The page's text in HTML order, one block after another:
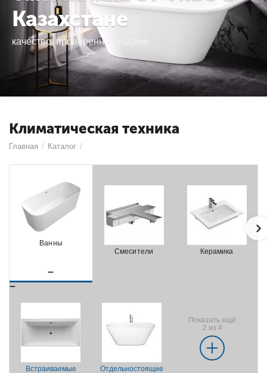
Казахстане
качество, проверенное годами
Климатическая техника
Главная / Каталог /
Ванны
Смесители
Керамика
Встраиваемые
Отдельностоящие
Показать ещё
2 из 4